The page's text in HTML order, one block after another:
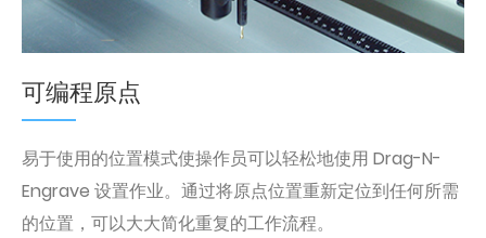
可编程原点
易于使用的位置模式使操作员可以轻松地使用 Drag-N-
Engrave 设置作业。通过将原点位置重新定位到任何所需
的位置，可以大大简化重复的工作流程。